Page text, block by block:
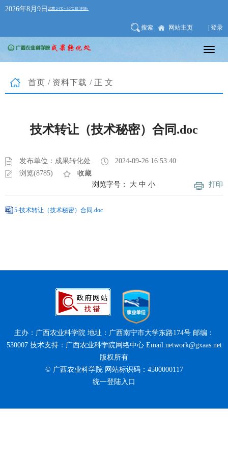
2026年8月9日
搜索 网站主页 | 登录
首页 / 资料下载 /正文
技术转让（技术秘密）合同.doc
发布单位：成果转化处
2024-09-26 16:53:40
浏览(8785)
收藏
打印
浏览字号： 大 中 小
5-技术转让（技术秘密）合同.doc
主办：广西农业科学院 地址：广西南宁市大学东路174号 邮编：
530007 技术支持：广西农业科学院网络中心 Email:network@gxaas.net
版权所有
© 广西农业科学院 网站标识码：4500000117
统一登陆入口